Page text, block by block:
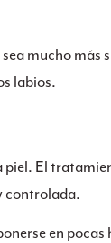
mucho más
labios.
piel. El
controlada.
en pocas